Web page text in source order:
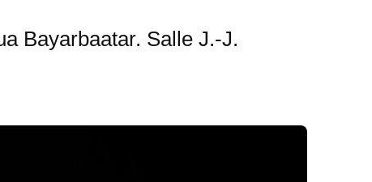
Bayarbaatar. Salle J.-J.